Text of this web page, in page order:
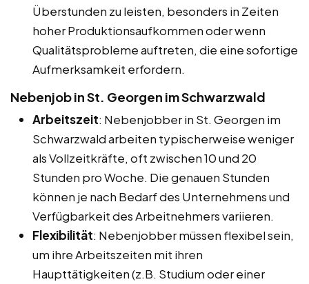
Überstunden zu leisten, besonders in Zeiten
hoher Produktionsaufkommen oder wenn
Qualitätsprobleme auftreten, die eine sofortige
Aufmerksamkeit erfordern.
Nebenjob in St. Georgen im Schwarzwald
Arbeitszeit: Nebenjobber in St. Georgen im
Schwarzwald arbeiten typischerweise weniger
als Vollzeitkräfte, oft zwischen 10 und 20
Stunden pro Woche. Die genauen Stunden
können je nach Bedarf des Unternehmens und
Verfügbarkeit des Arbeitnehmers variieren.
Flexibilität: Nebenjobber müssen flexibel sein,
um ihre Arbeitszeiten mit ihren
Haupttätigkeiten (z.B. Studium oder einer